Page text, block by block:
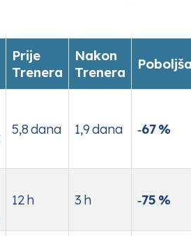
Prije
Trenera
Nakon
Trenera
5,8 dana 1,9 dana ‑67 %
12 h 3 h ‑75 %